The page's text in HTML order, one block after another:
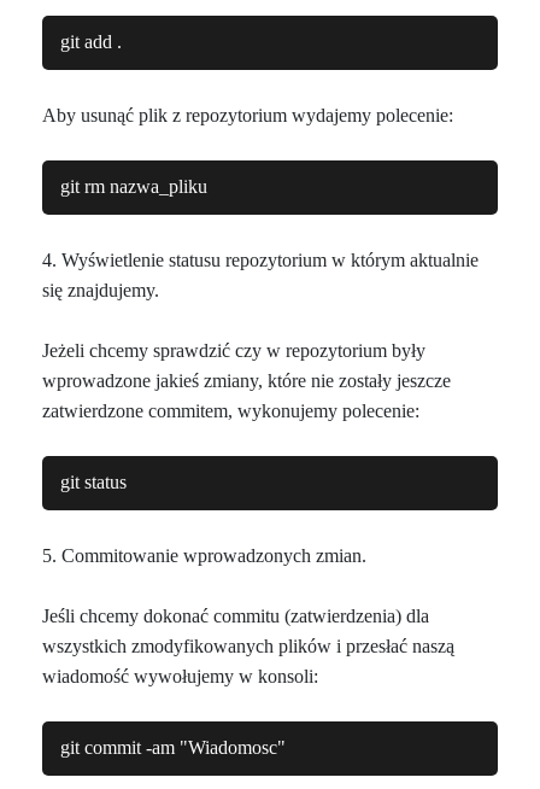
git add .
Aby usunąć plik z repozytorium wydajemy polecenie:
git rm nazwa_pliku
4. Wyświetlenie statusu repozytorium w którym aktualnie
się znajdujemy.
Jeżeli chcemy sprawdzić czy w repozytorium były
wprowadzone jakieś zmiany, które nie zostały jeszcze
zatwierdzone commitem, wykonujemy polecenie:
git status
5. Commitowanie wprowadzonych zmian.
Jeśli chcemy dokonać commitu (zatwierdzenia) dla
wszystkich zmodyfikowanych plików i przesłać naszą
wiadomość wywołujemy w konsoli:
git commit -am "Wiadomosc"